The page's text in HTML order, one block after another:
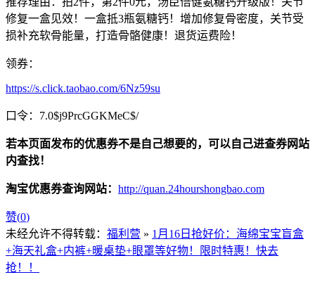
修复一盒见效！一盒抵3瓶氨糖钙！增加修复骨密度，关节受
损补充软骨能量，打造骨骼健康！退货运费险！
领券：
https://s.click.taobao.com/6Nz59su
口令：7.0$j9PrcGGKMeC$/
若本页面发布的优惠券不是自己想要的，可以自己进查券网站
内查找！
淘宝优惠券查询网站： http://quan.24hourshongbao.com
赞(0)
未经允许不得转载： 福利营 » 1月16日抢好价：海绵宝宝盲盒
+海天礼盒+内裤+暖桌垫+眼罩等好物！限时特惠！快去
抢！！